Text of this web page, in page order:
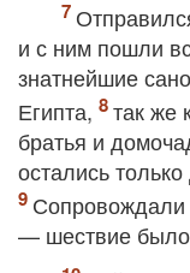
и с ним пошли
знатнейшие
Египта,
так же
братья и
остались
— шествие было